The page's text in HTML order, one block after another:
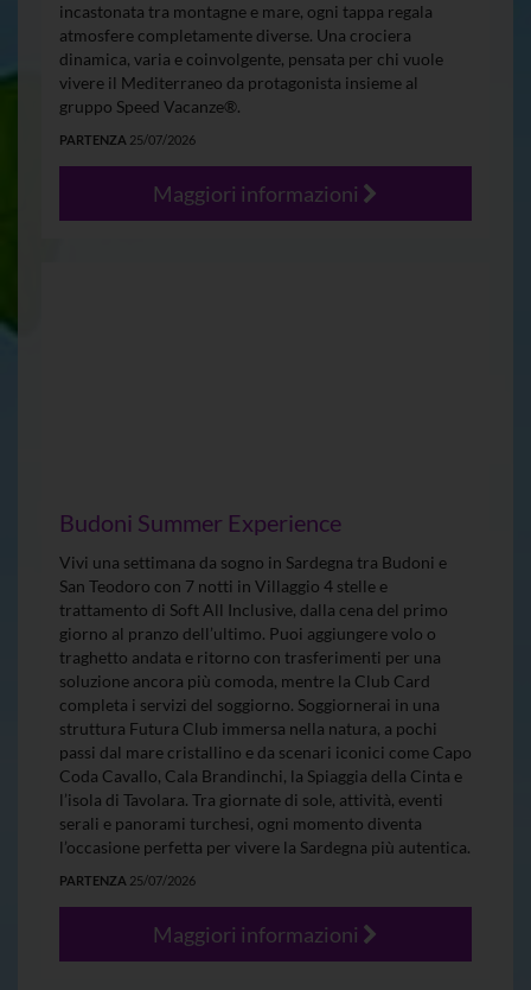
incastonata tra montagne e mare, ogni tappa regala
atmosfere completamente diverse. Una crociera
dinamica, varia e coinvolgente, pensata per chi vuole
vivere il Mediterraneo da protagonista insieme al
gruppo Speed Vacanze®.
PARTENZA 25/07/2026
Maggiori informazioni
Budoni Summer Experience
Vivi una settimana da sogno in Sardegna tra Budoni e
San Teodoro con 7 notti in Villaggio 4 stelle e
trattamento di Soft All Inclusive, dalla cena del primo
giorno al pranzo dell’ultimo. Puoi aggiungere volo o
traghetto andata e ritorno con trasferimenti per una
soluzione ancora più comoda, mentre la Club Card
completa i servizi del soggiorno. Soggiornerai in una
struttura Futura Club immersa nella natura, a pochi
passi dal mare cristallino e da scenari iconici come Capo
Coda Cavallo, Cala Brandinchi, la Spiaggia della Cinta e
l’isola di Tavolara. Tra giornate di sole, attività, eventi
serali e panorami turchesi, ogni momento diventa
l’occasione perfetta per vivere la Sardegna più autentica.
PARTENZA 25/07/2026
Maggiori informazioni